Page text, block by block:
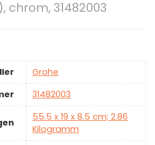
chrom, 31482003
‎Grohe
‎31482003
‎55.5 x 19 x 8.5 cm; 2.86
Kilogramm